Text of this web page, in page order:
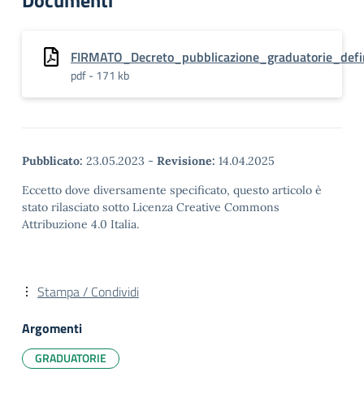
pdf - 171 kb
Pubblicato: 23.05.2023 - Revisione: 14.04.2025
Eccetto dove diversamente specificato, questo articolo è
stato rilasciato sotto Licenza Creative Commons
Attribuzione 4.0 Italia.
Stampa / Condividi
Argomenti
GRADUATORIE